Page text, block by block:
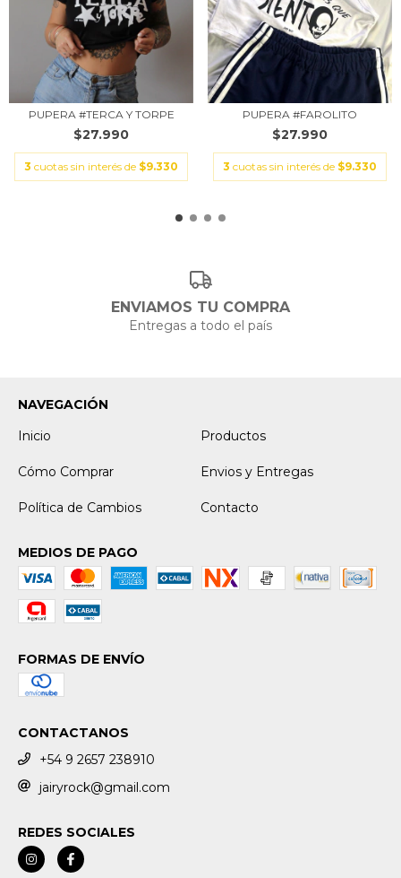
PUPERA #TERCA Y TORPE
$27.990
3 cuotas sin interés de $9.330
PUPERA #FAROLITO
$27.990
3 cuotas sin interés de $9.330
ENVIAMOS TU COMPRA
Entregas a todo el país
NAVEGACIÓN
Inicio
Productos
Cómo Comprar Envios y Entregas
Política de Cambios Contacto
MEDIOS DE PAGO
FORMAS DE ENVÍO
CONTACTANOS
+54 9 2657 238910
jairyrock@gmail.com
REDES SOCIALES